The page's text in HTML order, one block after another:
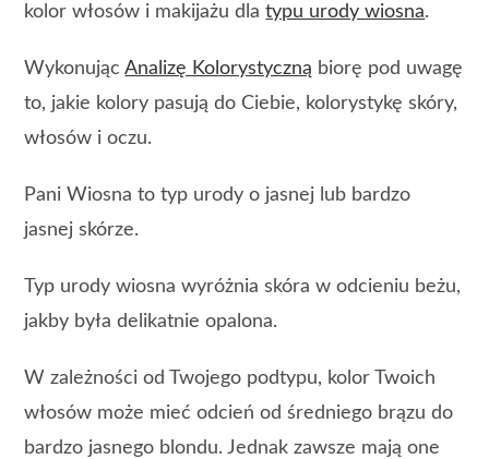
kolor włosów i makijażu dlatypu urody wiosna.
WykonującAnalizę Kolorystyczną biorę pod uwagę
to, jakie kolory pasują do Ciebie, kolorystykę skóry,
włosów i oczu.
Pani Wiosna to typ urody o jasnej lub bardzo
jasnej skórze.
Typ urody wiosna wyróżnia skóra w odcieniu beżu,
jakby była delikatnie opalona.
W zależności od Twojego podtypu, kolor Twoich
włosów może mieć odcień od średniego brązu do
bardzo jasnego blondu. Jednak zawsze mają one